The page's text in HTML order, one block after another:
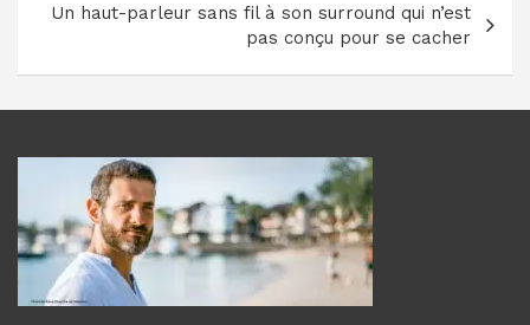
Un haut-parleur sans fil à son surround qui n’est
pas conçu pour se cacher